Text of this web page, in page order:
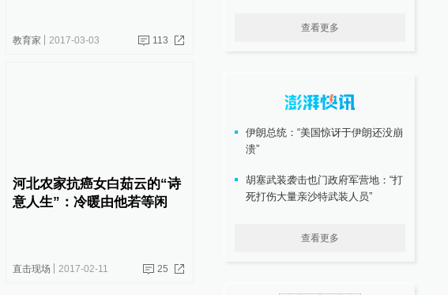
教育家 2017-03-03 113
河北农家抗癌女白茹云的“诗
意人生”：冷暖由他若等闲
直击现场 2017-02-11 25
查看更多
伊朗总统：“美国惊讶于伊朗还没崩
溃”
胡塞武装袭击也门政府军营地：“打
死打伤大量亲沙特武装人员”
查看更多